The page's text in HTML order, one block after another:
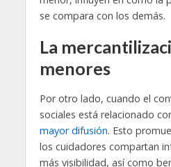
se compara con los demás.
La
menores
Por otro lado, cuando el
sociales está relacionado
mayor difusión. Esto
los cuidadores compartan
más visibilidad, así como